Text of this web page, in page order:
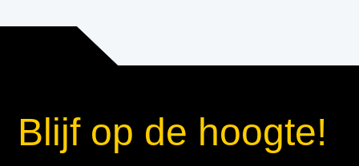
Blijf op de hoogte!